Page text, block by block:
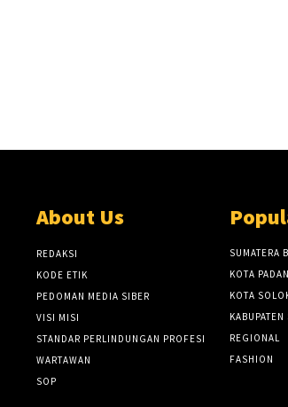
About Us
REDAKSI
KODE ETIK
PEDOMAN MEDIA SIBER
VISI MISI
STANDAR PERLINDUNGAN PROFESI
WARTAWAN
SOP
SUMATERA
KOTA
KOTA
REGIONAL
FASHION